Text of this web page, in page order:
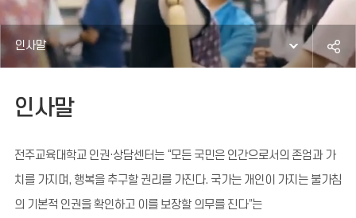
인사말
인사말
전주교육대학교 인권·상담센터는 “모든 국민은 인간으로서의 존엄과 가
치를 가지며, 행복을 추구할 권리를 가진다. 국가는 개인이 가지는 불가침
의 기본적 인권을 확인하고 이를 보장할 의무를 진다”는